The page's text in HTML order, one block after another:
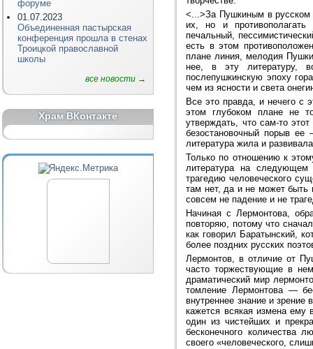
форуме
01.07.2023
Объединенная пастырская
конференция прошла в стенах
Троицкой православной
школы
все новости →
Храм ВКонтакте
<...>За Пушкиным в русском
их, но и
печальный,
есть в этом
плане линия, мелодия
нее, в эту литературу,
послепушкинскую эпоху
чем из ясности и света
Все это правда, и нечего с
этом глубоком плане не
утверждать, что сам-то
безостановочный порыв ее
литература жила и
Только по отношению к
литература на следующем
трагедию человеческого
там нет, да и не может быть
совсем не падение и не
Начиная с Лермонтова,
повторяю, потому что
как говорил Баратынский,
более поздних русских
Лермонтов, в отличие от
часто торжествующие в
драматический мир
томление Лермонтова —
внутреннее знание и зрение
кажется всякая измена
один из чистейших и
бесконечного количества
своего «человеческого,